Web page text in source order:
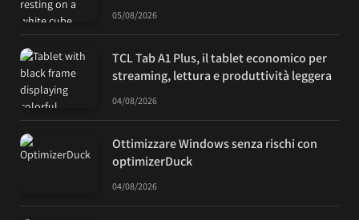
05/08/2026
TCL Tab A1 Plus, il tablet economico per
streaming, lettura e produttività leggera
04/08/2026
Ottimizzare Windows senza rischi con
optimizerDuck
04/08/2026